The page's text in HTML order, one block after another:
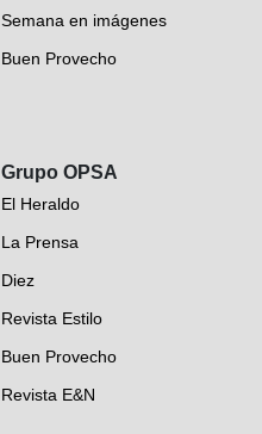
Semana en imágenes
Buen Provecho
Grupo OPSA
El Heraldo
La Prensa
Diez
Revista Estilo
Buen Provecho
Revista E&N